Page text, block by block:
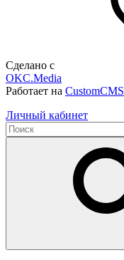
Сделано с
OKC.Media
Работает на CustomCMS
Личный кабинет